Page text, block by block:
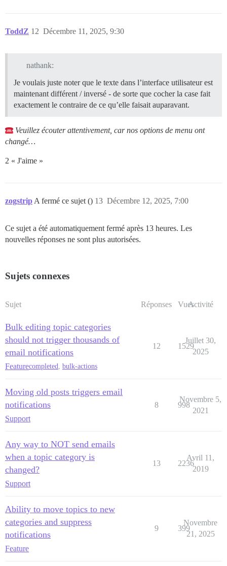
ToddZ Décembre 11, 2025, 9:30
12
nathank:
Je voulais juste noter que le texte dans l’interface utilisateur est
maintenant différent / inversé - de sorte que cocher la case fait
exactement le contraire de ce qu’elle faisait auparavant.
Veuillez écouter attentivement, car nos options de menu ont
changé…
2 « J'aime »
zogstrip A fermé ce sujet () Décembre 12, 2025, 7:00
13
Ce sujet a été automatiquement fermé après 13 heures. Les
nouvelles réponses ne sont plus autorisées.
Sujets connexes
Sujet Réponses VuesActivité
Bulk editing topic categories
should not trigger thousands of
email notifications
Featurecompleted, bulk-actions
12 1529
Juillet 30,
2025
Moving old posts triggers email
notifications
Support
8 998
Novembre 5,
2021
Any way to NOT send emails
when a topic category is
changed?
Support
13 2236
Avril 11,
2019
Ability to move topics to new
categories and suppress
notifications
Feature
9 399
Novembre
21, 2025